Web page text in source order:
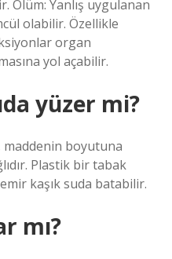
Ölüm: Yanlış uygulanan
olabilir. Özellikle
organ
yol açabilir.
yüzer mi?
maddenin boyutuna
Plastik bir tabak
kaşık suda batabilir.
mı?